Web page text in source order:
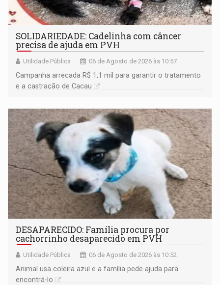
SOLIDARIEDADE: Cadelinha com câncer
precisa de ajuda em PVH
Utilidade Pública 06 de Agosto de 2026 às 10:57
Campanha arrecada R$ 1,1 mil para garantir o tratamento
e a castração de Cacau
DESAPARECIDO: Família procura por
cachorrinho desaparecido em PVH
Utilidade Pública 06 de Agosto de 2026 às 10:52
Animal usa coleira azul e a família pede ajuda para
encontrá-lo